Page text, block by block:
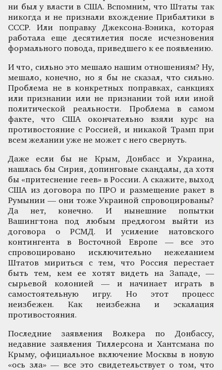
ни был у власти в США. Вспомним, что Штаты так
никогда и не признали вхождение Прибалтики в
СССР. Или поправку Джексона-Вэника, которая
работала еще десятилетия после исчезновения
формального повода, приведшего к ее появлению.
И что, сильно это мешало нашим отношениям? Ну,
мешало, конечно, но я бы не сказал, что сильно.
Проблема не в конкретных поправках, санкциях
или признании или не признании той или иной
политической реальности. Проблема в самом
факте, что США окончательно взяли курс на
противостояние с Россией, и никакой Трамп при
всем желании уже не может с него свернуть.
Даже если бы не Крым, Донбасс и Украина,
нашлась бы Сирия, допинговые скандалы, да хотя
бы «притеснение геев» в России. А скажите, выход
США из договора по ПРО и размещение ракет в
Румынии — они тоже Украиной спровоцированы?
Да нет, конечно. И нынешние попытки
Вашингтона под любым предлогом выйти из
договора о РСМД. И усиление натовского
контингента в Восточной Европе — все это
спровоцировано исключительно нежеланием
Штатов мириться с тем, что Россия перестает
быть тем, кем ее хотят видеть на Западе, —
сырьевой колонией — и начинает играть в
самостоятельную игру. Но этот процесс
неизбежен. Как неизбежна и эскалация
противостояния.
Последние заявления Волкера по Донбассу,
недавние заявления Тиллерсона и Хантсмана по
Крыму, официальное включение Москвы в новую
«ось зла» — все это свидетельствует о том, что